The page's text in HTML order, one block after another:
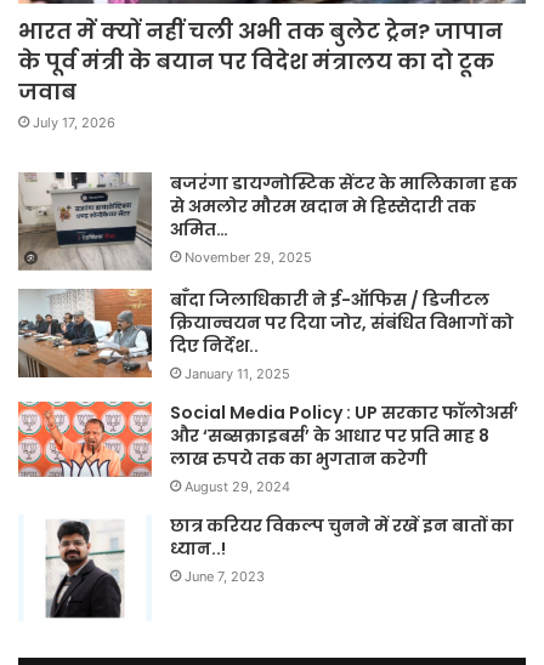
भारत में क्यों नहीं चली अभी तक बुलेट ट्रेन? जापान
के पूर्व मंत्री के बयान पर विदेश मंत्रालय का दो टूक
जवाब
July 17, 2026
बजरंगा डायग्नोस्टिक सेंटर के मालिकाना हक
से अमलोर मौरम खदान मे हिस्सेदारी तक
अमित…
November 29, 2025
बाँदा जिलाधिकारी ने ई-ऑफिस / डिजीटल
क्रियान्वयन पर दिया जोर, संबंधित विभागों को
दिए निर्देश..
January 11, 2025
Social Media Policy : UP सरकार फॉलोअर्स’
और ‘सब्सक्राइबर्स’ के आधार पर प्रति माह 8
लाख रुपये तक का भुगतान करेगी
August 29, 2024
छात्र करियर विकल्प चुनने में रखें इन बातों का
ध्यान..!
June 7, 2023